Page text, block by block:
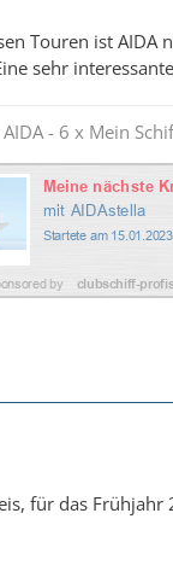
Touren ist AIDA
sehr
- 6 x Mein
für das Frühjahr